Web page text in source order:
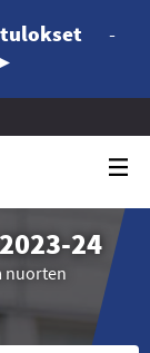
-
24
nuorten